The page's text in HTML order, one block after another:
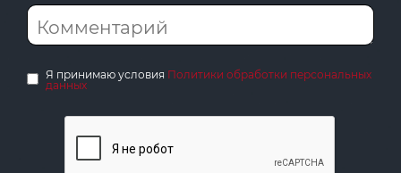
Я принимаю условия Политики обработки персональных
данных